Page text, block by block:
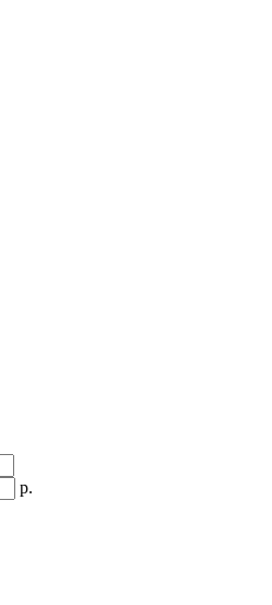
р.